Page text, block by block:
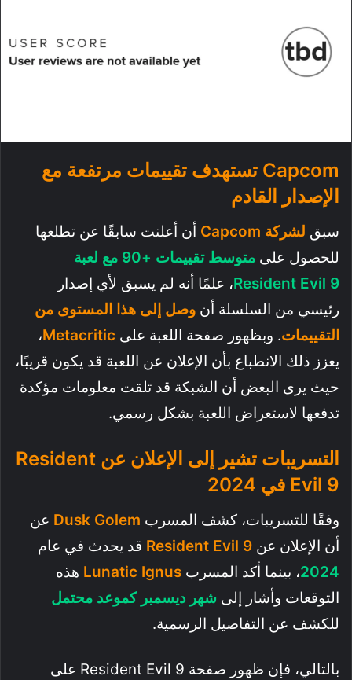
Capcom تستهدف تقييمات مرتفعة مع
الإصدار القادم
سبق لشركة Capcom
أن أعلنت سابقًا عن تطلعها
للحصول على
متوسط تقييمات +90 مع لعبة
Resident Evil 9، علمًا أنه لم يسبق لأي إصدار
رئيسي من السلسلة أن وصل إلى هذا المستوى من
التقييمات. وبظهور صفحة اللعبة على Metacritic،
يعزز ذلك الانطباع بأن الإعلان عن اللعبة قد يكون قريبًا،
حيث يرى البعض أن الشبكة قد تلقت معلومات مؤكدة
تدفعها لاستعراض اللعبة بشكل رسمي.
التسريبات تشير إلى الإعلان عن Resident
Evil 9 في 2024
وفقًا للتسريبات، كشف المسرب Dusk Golem عن
أن الإعلان عن Resident Evil 9 قد يحدث في عام
2024، بينما أكد المسرب Lunatic Ignus هذه
التوقعات وأشار إلى شهر ديسمبر كموعد محتمل
للكشف عن التفاصيل الرسمية.
بالتالي، فإن ظهور صفحة Resident Evil 9 على